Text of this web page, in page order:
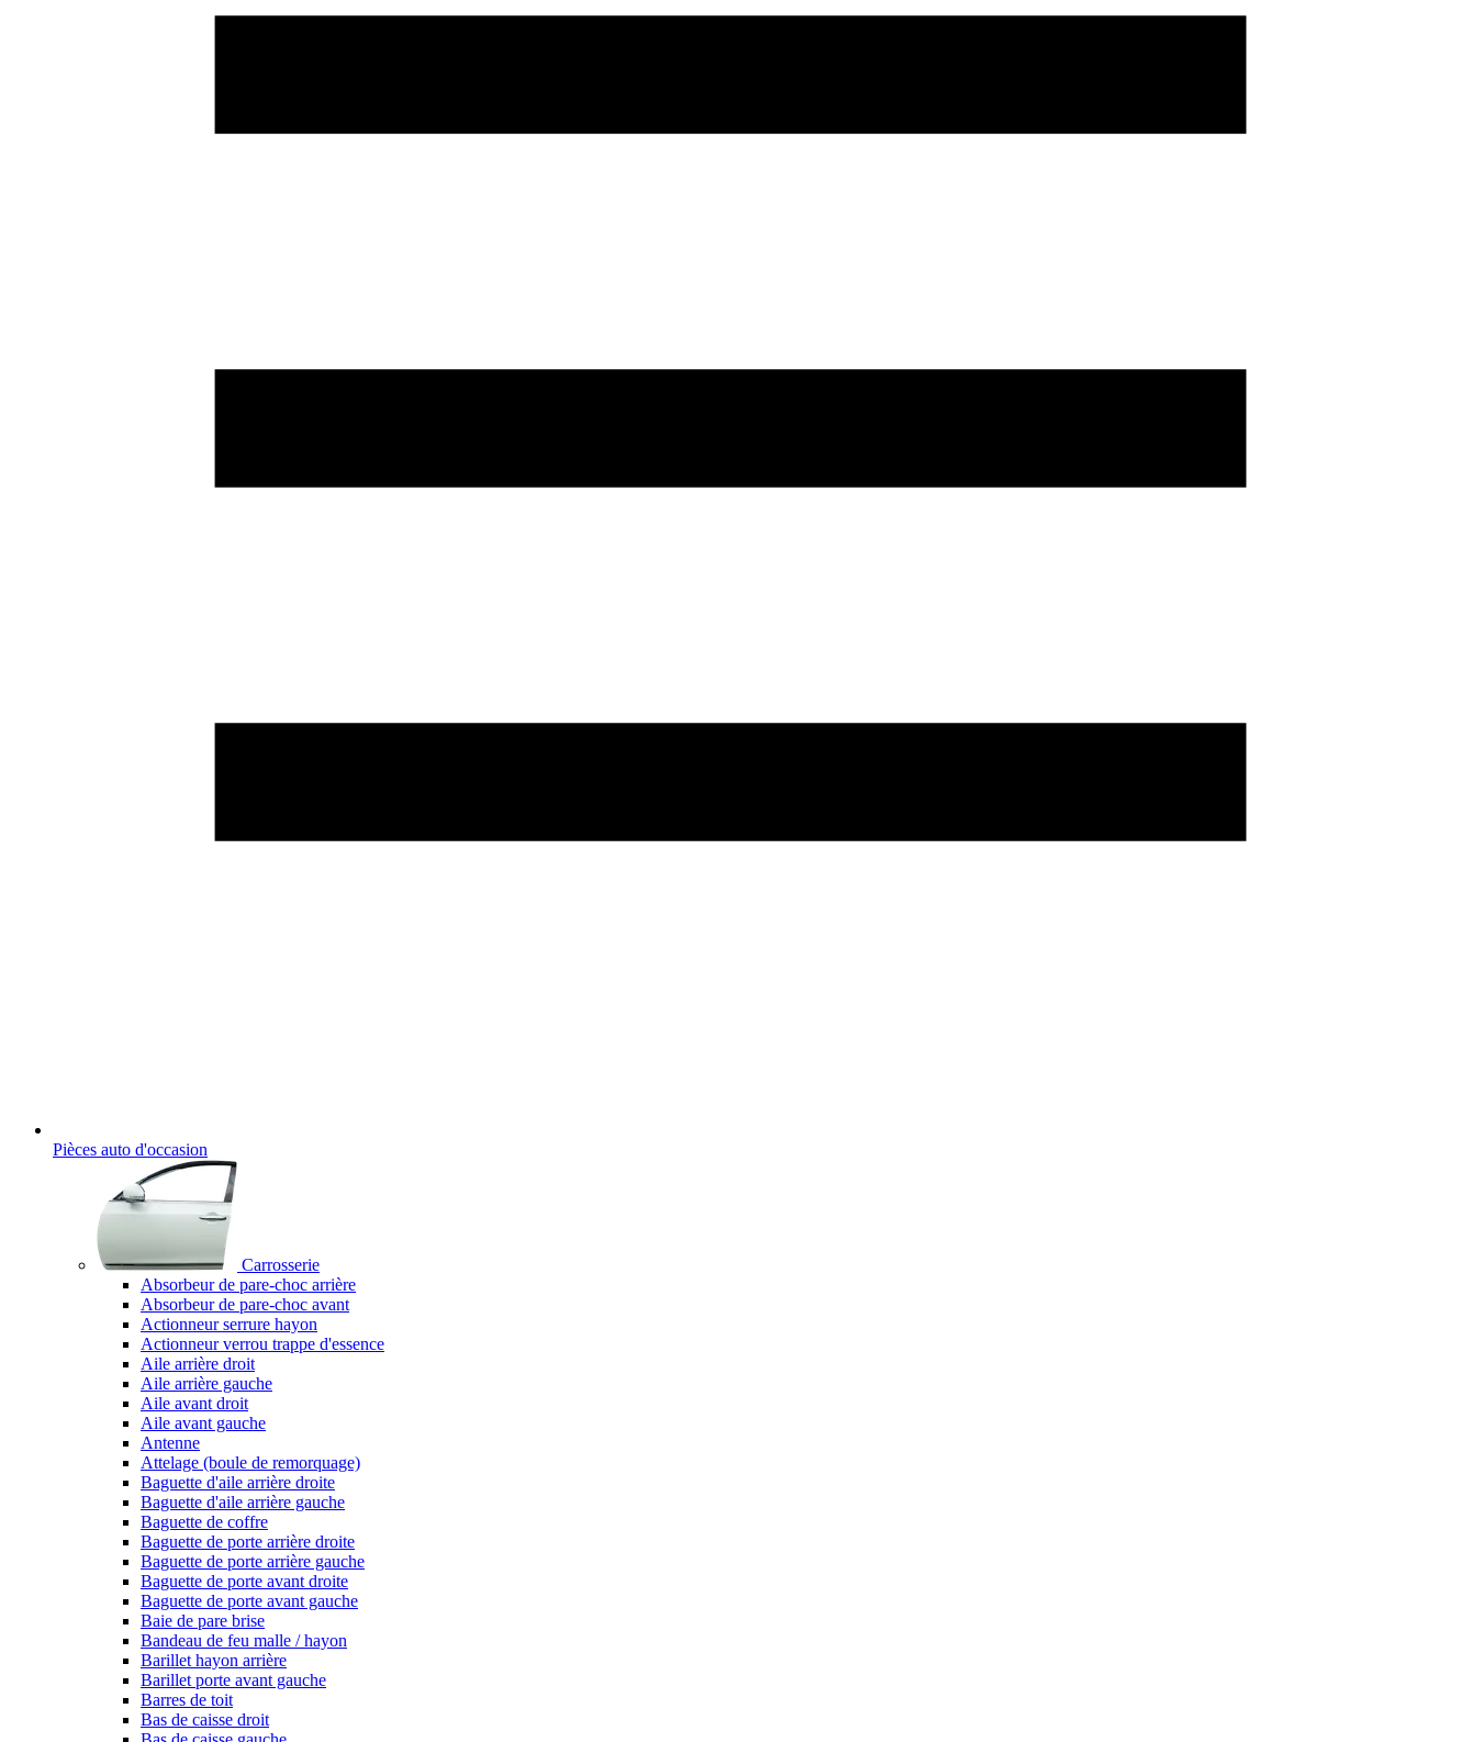
Pièces auto d'occasion
Carrosserie
Absorbeur de pare-choc arrière
Absorbeur de pare-choc avant
Actionneur serrure hayon
Actionneur verrou trappe d'essence
Aile arrière droit
Aile arrière gauche
Aile avant droit
Aile avant gauche
Antenne
Attelage (boule de remorquage)
Baguette d'aile arrière droite
Baguette d'aile arrière gauche
Baguette de coffre
Baguette de porte arrière droite
Baguette de porte arrière gauche
Baguette de porte avant droite
Baguette de porte avant gauche
Baie de pare brise
Bandeau de feu malle / hayon
Barillet hayon arrière
Barillet porte avant gauche
Barres de toit
Bas de caisse droit